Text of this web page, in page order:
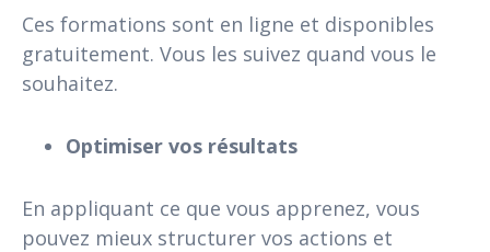
Ces formations sont en ligne et disponibles
gratuitement. Vous les suivez quand vous le
souhaitez.
Optimiser vos résultats
En appliquant ce que vous apprenez, vous
pouvez mieux structurer vos actions et